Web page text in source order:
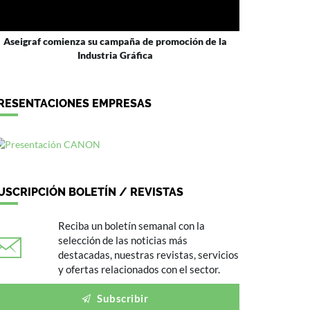
Aseigraf comienza su campaña de promoción de la
Industria Gráfica
EMPRESAS
BOLETÍN / REVISTAS
Reciba un boletín semanal con la
selección de las noticias más
destacadas, nuestras revistas, servicios
y ofertas relacionados con el sector.
Subscribir